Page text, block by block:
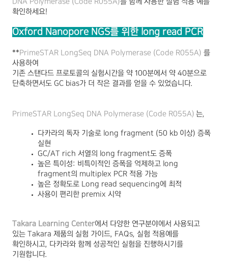
확인하세요!
Oxford Nanopore NGS를 위한 long read PCR
**PrimeSTAR LongSeq DNA Polymerase (Code R055A) 를
사용하여
기존 스탠다드 프로토콜의 실험시간을 약 100분에서 약 40분으로
단축하면서도 GC bias가 더 작은 결과를 얻을 수 있었습니다.
PrimeSTAR LongSeq DNA Polymerase (Code R055A) 는,
다카라의 독자 기술로 long fragment (50 kb 이상) 증폭
실현
GC/AT rich 서열의 long fragment도 증폭
높은 특이성: 비특이적인 증폭을 억제하고 long
fragment의 multiplex PCR 적용 가능
높은 정확도로 Long read sequencing에 최적
사용이 편리한 premix 시약
Takara Learning Center에서 다양한 연구분야에서 사용되고
있는 Takara 제품의 실험 가이드, FAQs, 실험 적용예를
확인하시고, 다카라와 함께 성공적인 실험을 진행하시기를
기원합니다.